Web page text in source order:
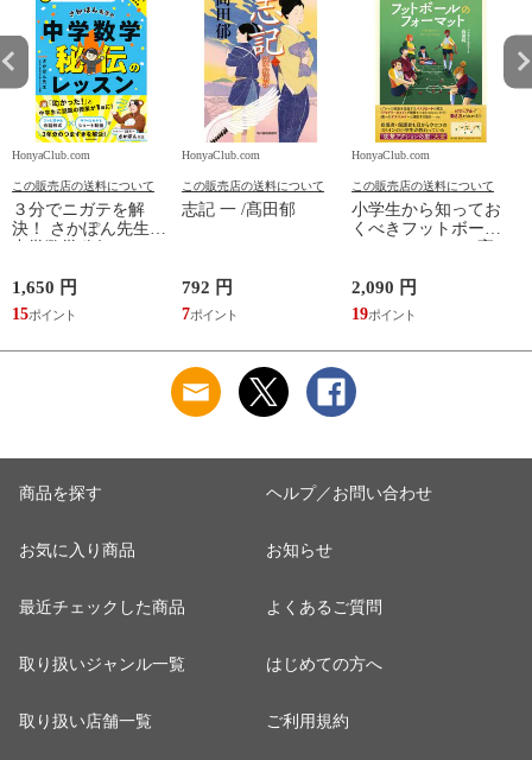
HonyaClub.com
この販売店の送料について
３分でニガテを解
決！ さかぽん先生の
1,650 円
15
HonyaClub.com
この販売店の送料について
志記 一 /髙田郁
792 円
7
HonyaClub.com
この販売店の送料について
小学生から知ってお
くべきフットボール
2,090 円
19
商品を探す
お気に入り商品
最近チェックした商品
取り扱いジャンル一覧
取り扱い店舗一覧
ヘルプ／お問い合わせ
お知らせ
よくあるご質問
はじめての方へ
ご利用規約